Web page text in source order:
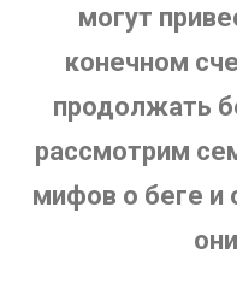
могут
конечном
продолжать
рассмотрим
мифов о беге и